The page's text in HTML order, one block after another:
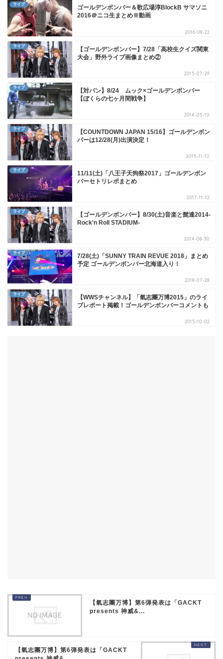
ライブ
ゴールデンボンバー＆歌広場淳BlockB サマソニ
2016＠ニコ生まとめ※動画
2016-08-22
ライブ
【ゴールデンボンバー】7/28「高校生クイズ関東
大会」野外ライブ画像まとめ②
2015-07-29
ライブ
【対バン】8/24 ムック×ゴールデンボンバー
【ぼくらの七ヶ月間戦争】
2014-05-10
ライブ
【COUNTDOWN JAPAN 15/16】ゴールデンボン
バーは12/28(月)出演決定！
2015-11-10
ライブ
11/11(土)「八王子天狗祭2017」ゴールデンボン
バーセトリレポまとめ
2017-11-12
ライブ
【ゴールデンボンバー】8/30(土)音楽と髭達2014-
Rock'n Roll STADIUM-
2014-08-30
ライブ
7/28(土)「SUNNY TRAIN REVUE 2018」まとめ
予定 ゴールデンボンバー北海道入り！
2018-07-28
ライブ
【WWSチャンネル】「氣志團万博2015」のライ
ブレポート掲載！ゴールデンボンバーコメントも
2015-10-02
【氣志團万博】第6弾発表は「GACKT
presents 神威&...
【氣志團万博】第6弾発表は「GACKT